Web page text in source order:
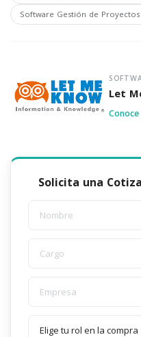
Software Gestión de
Let
Solicita una